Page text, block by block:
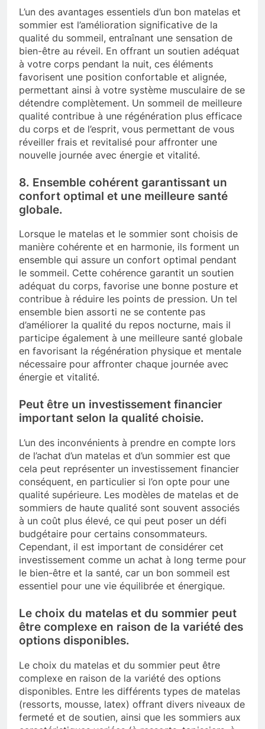
L’un des avantages essentiels d’un bon matelas et
sommier est l’amélioration significative de la
qualité du sommeil, entraînant une sensation de
bien-être au réveil. En offrant un soutien adéquat
à votre corps pendant la nuit, ces éléments
favorisent une position confortable et alignée,
permettant ainsi à votre système musculaire de se
détendre complètement. Un sommeil de meilleure
qualité contribue à une régénération plus efficace
du corps et de l’esprit, vous permettant de vous
réveiller frais et revitalisé pour affronter une
nouvelle journée avec énergie et vitalité.
8. Ensemble cohérent garantissant un
confort optimal et une meilleure santé
globale.
Lorsque le matelas et le sommier sont choisis de
manière cohérente et en harmonie, ils forment un
ensemble qui assure un confort optimal pendant
le sommeil. Cette cohérence garantit un soutien
adéquat du corps, favorise une bonne posture et
contribue à réduire les points de pression. Un tel
ensemble bien assorti ne se contente pas
d’améliorer la qualité du repos nocturne, mais il
participe également à une meilleure santé globale
en favorisant la régénération physique et mentale
nécessaire pour affronter chaque journée avec
énergie et vitalité.
Peut être un investissement financier
important selon la qualité choisie.
L’un des inconvénients à prendre en compte lors
de l’achat d’un matelas et d’un sommier est que
cela peut représenter un investissement financier
conséquent, en particulier si l’on opte pour une
qualité supérieure. Les modèles de matelas et de
sommiers de haute qualité sont souvent associés
à un coût plus élevé, ce qui peut poser un défi
budgétaire pour certains consommateurs.
Cependant, il est important de considérer cet
investissement comme un achat à long terme pour
le bien-être et la santé, car un bon sommeil est
essentiel pour une vie équilibrée et énergique.
Le choix du matelas et du sommier peut
être complexe en raison de la variété des
options disponibles.
Le choix du matelas et du sommier peut être
complexe en raison de la variété des options
disponibles. Entre les différents types de matelas
(ressorts, mousse, latex) offrant divers niveaux de
fermeté et de soutien, ainsi que les sommiers aux